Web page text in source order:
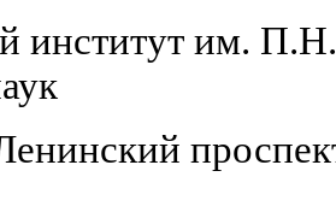
институт им.